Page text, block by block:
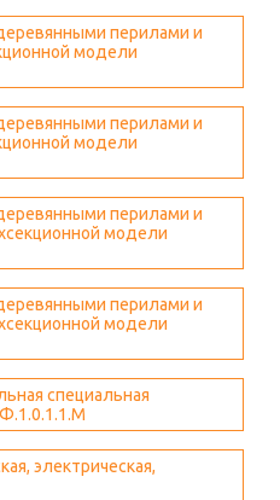
перилами и
модели
перилами и
модели
перилами и
модели
перилами и
модели
специальная
электрическая,